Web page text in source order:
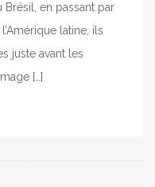
Brésil, en passant par
latine, ils
juste avant les
[…]